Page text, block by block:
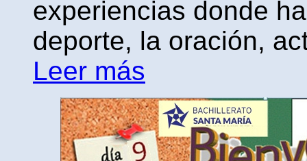
experiencias donde
deporte, la oración,
Leer más